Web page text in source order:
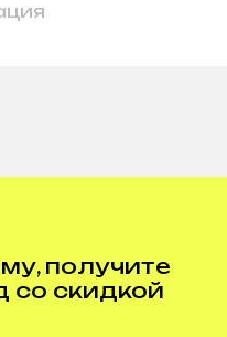
получите
со скидкой